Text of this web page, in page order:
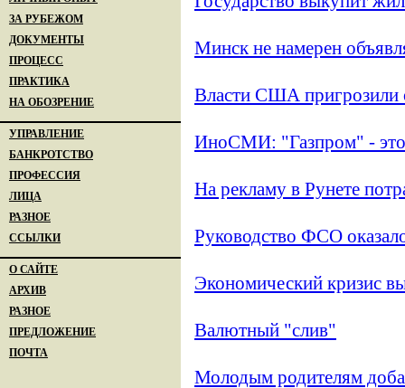
ЗА РУБЕЖОМ
ДОКУМЕНТЫ
ПРОЦЕСС
ПРАКТИКА
НА ОБОЗРЕНИЕ
УПРАВЛЕНИЕ
БАНКРОТСТВО
ПРОФЕССИЯ
ЛИЦА
РАЗНОЕ
ССЫЛКИ
О САЙТЕ
АРХИВ
РАЗНОЕ
ПРЕДЛОЖЕНИЕ
ПОЧТА
Минск не намерен
Власти США пригрозили
ИноСМИ: "Газпром" - это
На рекламу в Рунете
Руководство ФСО
Экономический кризис
Валютный "слив"
Молодым родителям